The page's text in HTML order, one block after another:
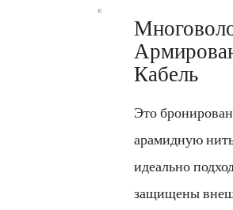
Кабель
Это
арамидную
идеально
защищены